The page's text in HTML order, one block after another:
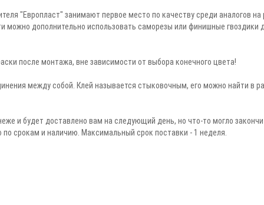
"Европласт" занимают первое место по качеству среди аналогов на
дополнительно использовать саморезы или финишные
после монтажа, вне зависимости от выбора конечного цвета!
между собой. Клей называется стыковочным, его можно найти в
и будет доставлено вам на следующий день, но что-то могло
срокам и наличию. Максимальный срок поставки - 1 неделя.